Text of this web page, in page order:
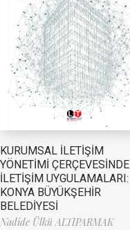
KURUMSAL İLETİŞİM
YÖNETİMİ ÇERÇEVESİNDE
İLETİŞİM UYGULAMALARI:
KONYA BÜYÜKŞEHİR
BELEDİYESİ
Nadide Ülkü ALTIPARMAK